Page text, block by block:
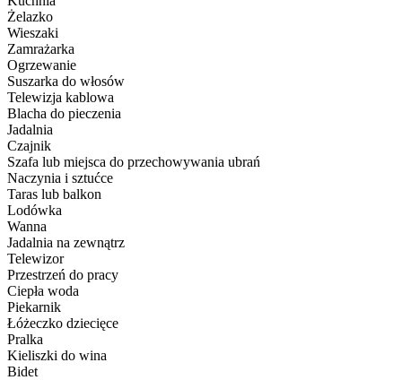
Żelazko
Wieszaki
Zamrażarka
Ogrzewanie
Suszarka do włosów
Telewizja kablowa
Blacha do pieczenia
Jadalnia
Czajnik
Szafa lub miejsca do przechowywania ubrań
Naczynia i sztućce
Taras lub balkon
Lodówka
Wanna
Jadalnia na zewnątrz
Telewizor
Przestrzeń do pracy
Ciepła woda
Piekarnik
Łóżeczko dziecięce
Pralka
Kieliszki do wina
Bidet